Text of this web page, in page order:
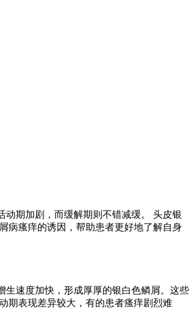
期加剧，而缓解期则不错减缓。 头皮银
病瘙痒的诱因，帮助患者更好地了解自身
生速度加快，形成厚厚的银白色鳞屑。这些
期表现差异较大，有的患者瘙痒剧烈难